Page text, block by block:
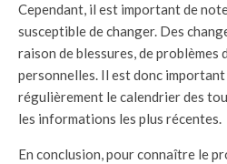
Cependant, il est important de
susceptible de changer. Des
raison de blessures, de problèmes
personnelles. Il est donc
régulièrement le calendrier des
les informations les plus récentes.
En conclusion, pour connaître le